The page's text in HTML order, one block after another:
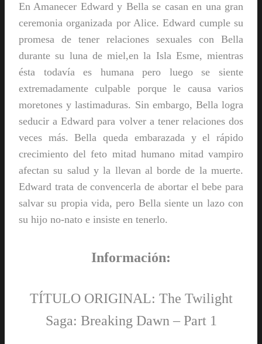
En Amanecer Edward y Bella se casan en una gran
ceremonia organizada por Alice. Edward cumple su
promesa de tener relaciones sexuales con Bella
durante su luna de miel,en la Isla Esme, mientras
ésta todavía es humana pero luego se siente
extremadamente culpable porque le causa varios
moretones y lastimaduras. Sin embargo, Bella logra
seducir a Edward para volver a tener relaciones dos
veces más. Bella queda embarazada y el rápido
crecimiento del feto mitad humano mitad vampiro
afectan su salud y la llevan al borde de la muerte.
Edward trata de convencerla de abortar el bebe para
salvar su propia vida, pero Bella siente un lazo con
su hijo no-nato e insiste en tenerlo.
Información:
TÍTULO ORIGINAL: The Twilight
Saga: Breaking Dawn – Part 1